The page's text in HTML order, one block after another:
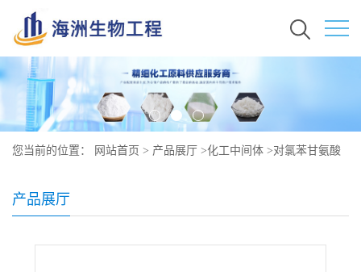
您当前的位置： 网站首页 > 产品展厅 >化工中间体 >对氯苯甘氨酸
产品展厅